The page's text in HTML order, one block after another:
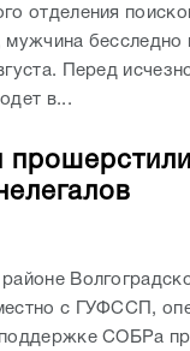
отделения
мужчина бесследно
Перед
в...
с ГУФССП,
СОБРа